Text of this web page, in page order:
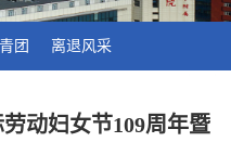
团 离退风采
动妇女节109周年暨